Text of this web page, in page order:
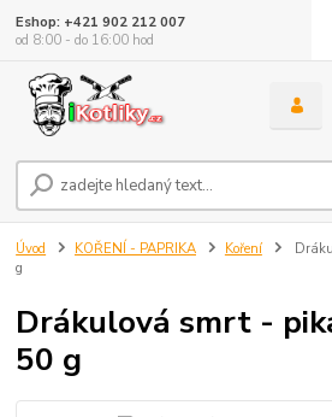
Eshop: +421 902 212 007
od 8:00 - do 16:00 hod
Úvod KOŘENÍ - PAPRIKA Koření
g
Drákulová smrt -
50 g